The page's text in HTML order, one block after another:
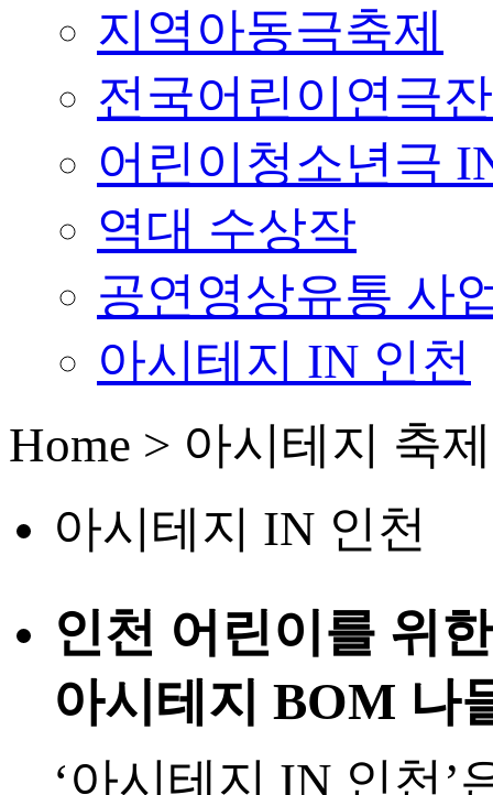
지역아동극축제
전국어린이연극
어린이청소년극
역대 수상작
공연영상유통 사
아시테지 IN 인천
Home > 아시테지 축
아시테지 IN 인천
인천 어린이를 위
아시테지 BOM 나
‘아시테지 IN 인천